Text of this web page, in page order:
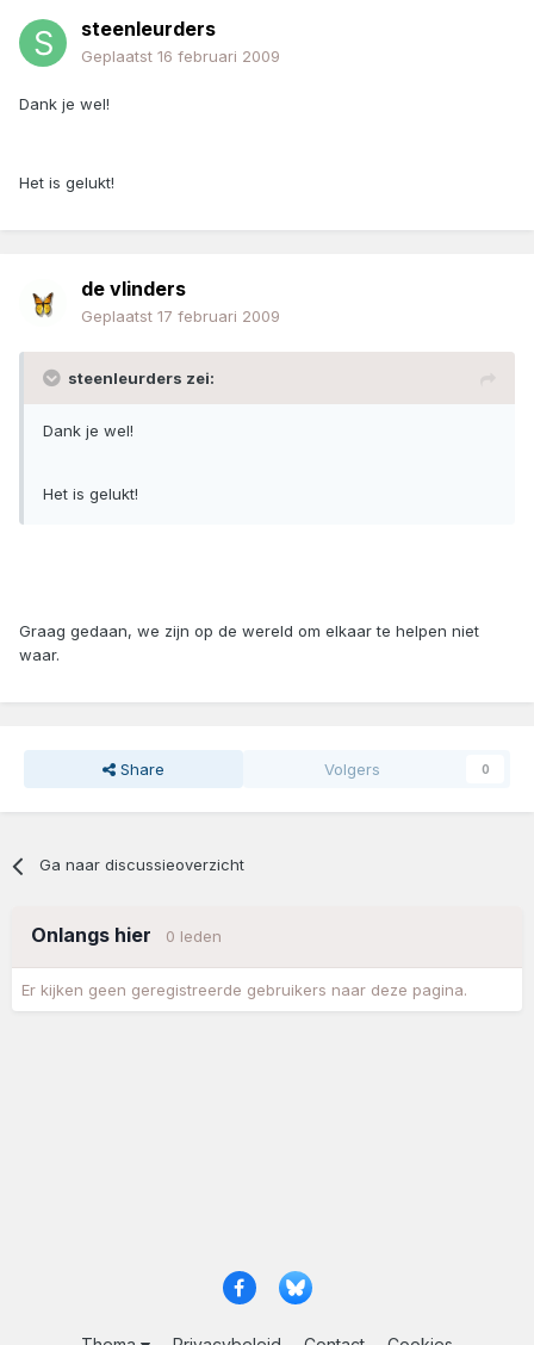
steenleurders
Geplaatst 16 februari 2009
Dank je wel!
Het is gelukt!
de vlinders
Geplaatst 17 februari 2009
steenleurders zei:
Dank je wel!
Het is gelukt!
Graag gedaan, we zijn op de wereld om elkaar te helpen niet
waar.
Share Volgers 0
Ga naar discussieoverzicht
Onlangs hier 0 leden
Er kijken geen geregistreerde gebruikers naar deze pagina.